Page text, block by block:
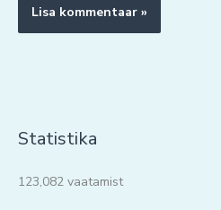
Statistika
123,082 vaatamist